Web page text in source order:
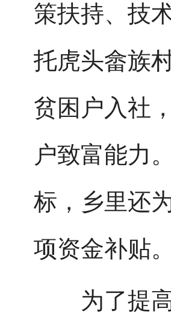
策扶持、技
托虎头畲族
贫困户入社
户致富能力
标，乡里还
项资金补贴
为了提高